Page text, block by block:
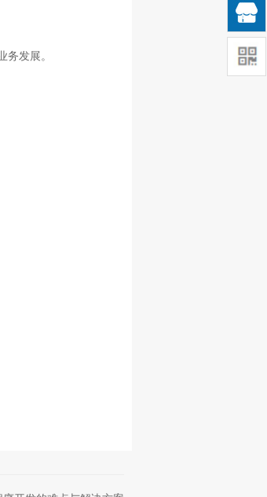
发展。
